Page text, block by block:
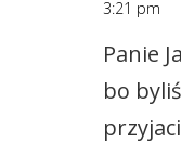
3:21 pm
Panie
bo